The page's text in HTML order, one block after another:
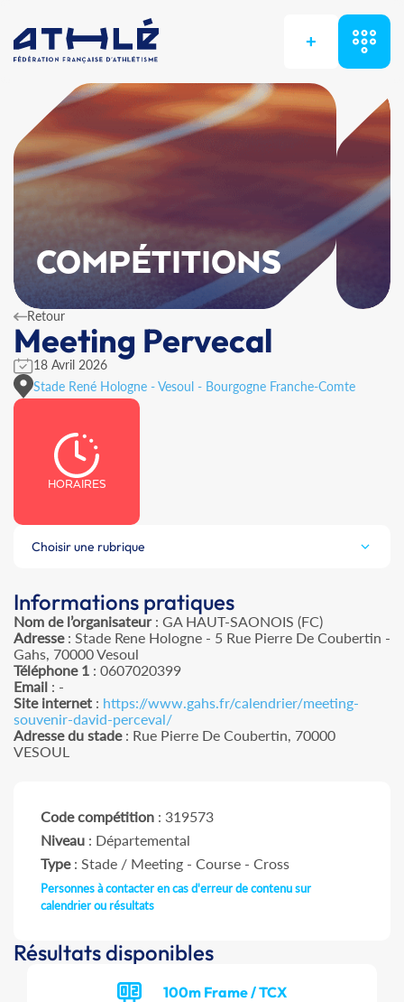
+
COMPÉTITIONS
Retour
Meeting Pervecal
18 Avril 2026
Stade René Hologne - Vesoul - Bourgogne Franche-Comte
HORAIRES
Choisir une rubrique
Informations pratiques
Nom de l’organisateur: GA HAUT-SAONOIS (FC)
Adresse: Stade Rene Hologne - 5 Rue Pierre De Coubertin -
Gahs, 70000 Vesoul
Téléphone 1 : 0607020399
Email : -
Site internet : https://www.gahs.fr/calendrier/meeting-
souvenir-david-perceval/
Adresse du stade: Rue Pierre De Coubertin, 70000
VESOUL
Code compétition : 319573
Niveau : Départemental
Type: Stade / Meeting - Course - Cross
Personnes à contacter en cas d'erreur de contenu sur
calendrier ou résultats
Résultats disponibles
100m Frame / TCX